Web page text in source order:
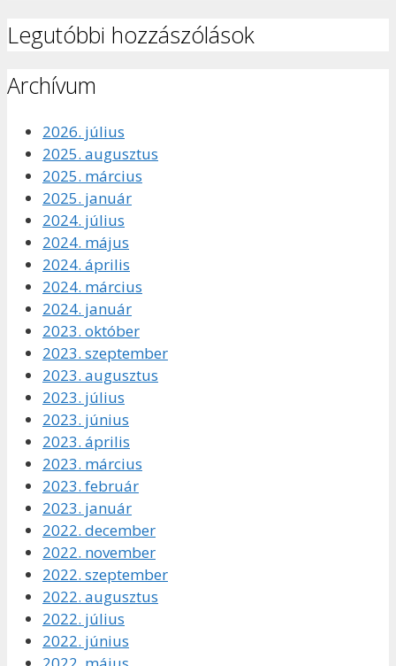
Legutóbbi hozzászólások
Archívum
2026. július
2025. augusztus
2025. március
2025. január
2024. július
2024. május
2024. április
2024. március
2024. január
2023. október
2023. szeptember
2023. augusztus
2023. július
2023. június
2023. április
2023. március
2023. február
2023. január
2022. december
2022. november
2022. szeptember
2022. augusztus
2022. július
2022. június